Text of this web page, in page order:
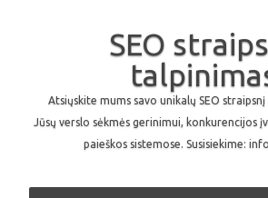
SEO
Atsiųskite mums savo unikalų SEO
Jūsų verslo sėkmės gerinimui, konkurencijos
paieškos sistemose. Susisiekime:
Skip to